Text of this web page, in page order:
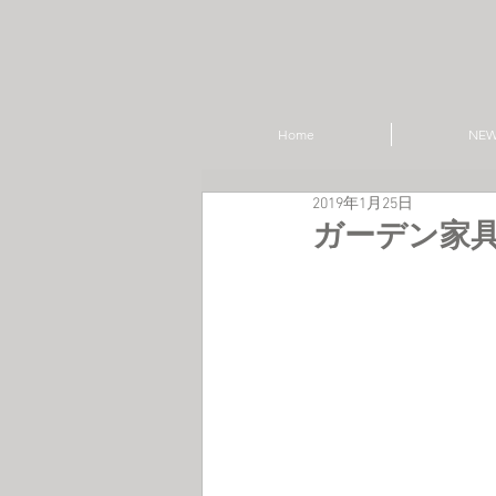
Home
ガーデン家
2019年1月25日